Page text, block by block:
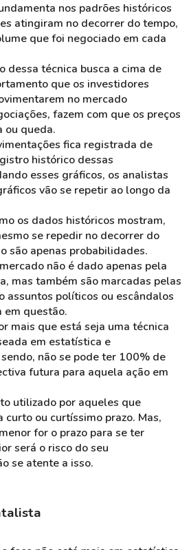
nos padrões históricos
atingiram no decorrer do tempo,
que foi negociado em cada
dessa técnica busca a cima de
que os investidores
no mercado
fazem com que os preços
ou queda.
fica registrada de
histórico dessas
esses gráficos, os analistas
vão se repetir ao longo da
os dados históricos mostram,
se repedir no decorrer do
são apenas probabilidades.
não é dado apenas pela
mas também são marcadas pelas
assuntos políticos ou escândalos
em questão.
mais que está seja uma técnica
em estatística e
não se pode ter 100% de
futura para aquela ação em
utilizado por aqueles que
ou curtíssimo prazo. Mas,
for o prazo para se ter
será o risco do seu
se atente a isso.